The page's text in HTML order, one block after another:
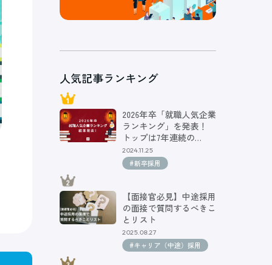
人気記事ランキング
2026年卒「就職人気企業
ランキング」を発表！
トップは7年連続の…
2024.11.25
#新卒採用
【面接官必見】中途採用
の面接で質問するべきこ
とリスト
2025.08.27
#キャリア（中途）採用